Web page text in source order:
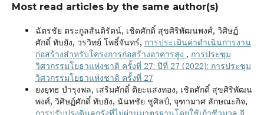
Most read articles by the same author(s)
ฉัตรชัย ตระกูลสันติรัตน์, เชิดศักดิ์ สุขศิริพัฒนพงศ์, วิศิษฏ์
ศักดิ์ ทับยัง, วรวิทย์ โพธิ์จันทร์, การประเมินค่าดำเนินการงาน
ก่อสร้างสำหรับโครงการก่อสร้างอาคารสูง , การประชุม
วิศวกรรมโยธาแห่งชาติ ครั้งที่ 27: ปีที่ 27 (2022): การประชุม
วิศวกรรมโยธาแห่งชาติ ครั้งที่ 27
ยงยุทธ บำรุงพล, เสริมศักดิ์ ติยะแสงทอง, เชิดศักดิ์ สุขศิริพัฒน
พงศ์, วิศิษฏ์ศักดิ์ ทับยัง, นันทชัย ชูศิลป์, จุฑามาศ ลักษณะกิจ,